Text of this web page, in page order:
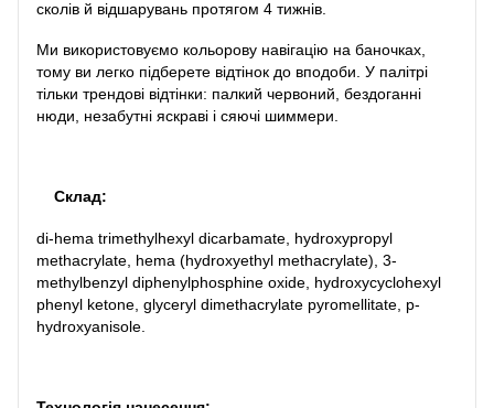
сколів й відшарувань протягом 4 тижнів.
Ми використовуємо кольорову навігацію на баночках,
тому ви легко підберете відтінок до вподоби. У палітрі
тільки трендові відтінки: палкий червоний, бездоганні
нюди, незабутні яскраві і сяючі шиммери.
Склад:
di-hema trimethylhexyl dicarbamate, hydroxypropyl
methacrylate, hema (hydroxyethyl methacrylate), 3-
methylbenzyl diphenylphosphine oxide, hydroxycyclohexyl
phenyl ketone, glyceryl dimethacrylate pyromellitate, p-
hydroxyanisole.